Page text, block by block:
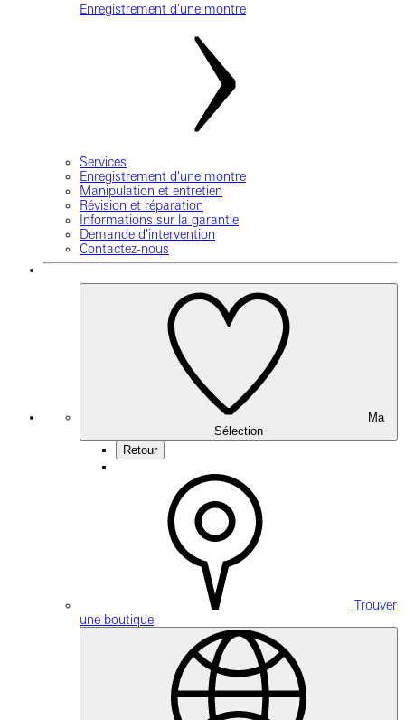
Enregistrement d'une montre
Services
Enregistrement d'une montre
Manipulation et entretien
Révision et réparation
Informations sur la garantie
Demande d'intervention
Contactez-nous
Sélection
Retour
Trouver
une boutique